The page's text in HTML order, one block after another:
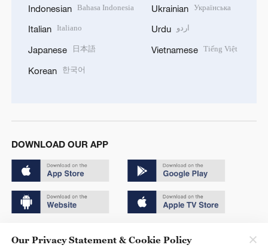
Indonesian Bahasa Indonesia
Italian Italiano
Japanese 日本語
Korean 한국어
Ukrainian Українська
Urdu اردو
Vietnamese Tiếng Việt
DOWNLOAD OUR APP
Our Privacy Statement & Cookie Policy